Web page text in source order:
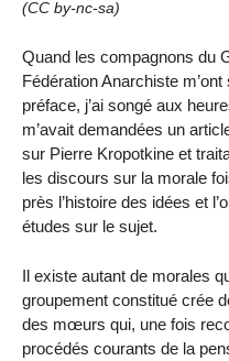
(CC by-nc-sa)
Quand les compagnons du
Fédération Anarchiste
préface, j’ai songé aux
m’avait demandées un
sur Pierre Kropotkine et
les discours sur la morale
près l’histoire des idées et
études sur le sujet.
Il existe autant de morales
groupement constitué crée
des mœurs qui, une fois
procédés courants de la